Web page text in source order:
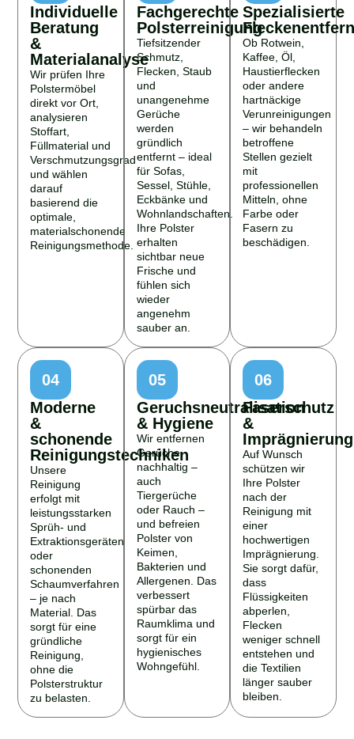
Individuelle
Beratung
&
Materialanalyse
Wir prüfen Ihre
Polstermöbel
direkt vor Ort,
analysieren
Stoffart,
Füllmaterial und
Verschmutzungsgrad
und wählen
darauf
basierend die
optimale,
materialschonende
Reinigungsmethode.
Fachgerechte
Polsterreinigung
Tiefsitzender
Schmutz,
Flecken, Staub
und
unangenehme
Gerüche
werden
gründlich
entfernt – ideal
für Sofas,
Sessel, Stühle,
Eckbänke und
Wohnlandschaften.
Ihre Polster
erhalten
sichtbar neue
Frische und
fühlen sich
wieder
angenehm
sauber an.
Spezialisierte
Ob Rotwein,
Kaffee, Öl,
Haustierflecken
oder andere
hartnäckige
Verunreinigungen
– wir behandeln
betroffene
Stellen gezielt
mit
professionellen
Mitteln, ohne
Farbe oder
Fasern zu
beschädigen.
04
Moderne
&
schonende
Reinigungstechniken
Unsere
Reinigung
erfolgt mit
leistungsstarken
Sprüh- und
Extraktionsgeräten
oder
schonenden
Schaumverfahren
– je nach
Material. Das
sorgt für eine
gründliche
Reinigung,
ohne die
Polsterstruktur
zu belasten.
05
Geruchsneutralisation
& Hygiene
Wir entfernen
Gerüche
nachhaltig –
auch
Tiergerüche
oder Rauch –
und befreien
Polster von
Keimen,
Bakterien und
Allergenen. Das
verbessert
spürbar das
Raumklima und
sorgt für ein
hygienisches
Wohngefühl.
06
Faserschutz
&
Imprägnierung
Auf Wunsch
schützen wir
Ihre Polster
nach der
Reinigung mit
einer
hochwertigen
Imprägnierung.
Sie sorgt dafür,
dass
Flüssigkeiten
abperlen,
Flecken
weniger schnell
entstehen und
die Textilien
länger sauber
bleiben.